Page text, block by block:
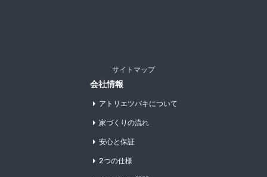
サイトマップ
会社情報
アトリエツバキについて
家づくりの流れ
安心と保証
2つの仕様